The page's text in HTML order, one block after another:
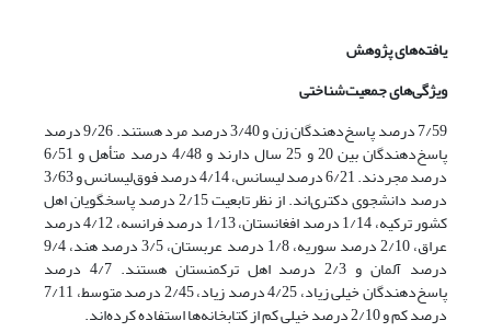
یافته‌های پژوهش
ویژگی‌های جمعیت‌شناختی
7/59 درصد پاسخ‌دهندگان زن و 3/40 درصد مرد هستند. 9/26 درصد
پاسخ‌دهندگان بین 20 و 25 سال دارند و 4/48 درصد متأهل و 6/51
درصد مجردند. 6/21 درصد لیسانس، 4/14 درصد فوق‌لیسانس و 3/63
درصد دانشجوی دکتری‌اند. از نظر تابعیت 2/15 درصد پاسخگویان اهل
کشور ترکیه، 1/14 درصد افغانستان، 1/13 درصد فرانسه، 4/12 درصد
عراق، 2/10 درصد سوریه، 1/8 درصد عربستان، 3/5 درصد هند، 9/4
درصد آلمان و 2/3 درصد اهل ترکمنستان هستند. 4/7 درصد
پاسخ‌دهندگان خیلی ‌زیاد، 4/25 درصد زیاد، 2/45 درصد متوسط، 7/11
درصد کم و 2/10 درصد خیلی‌ کم از کتابخانه‌ها استفاده کرده‌اند.